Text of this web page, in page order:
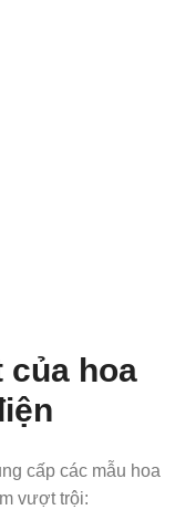
của hoa
cấp các mẫu hoa
vượt trội: